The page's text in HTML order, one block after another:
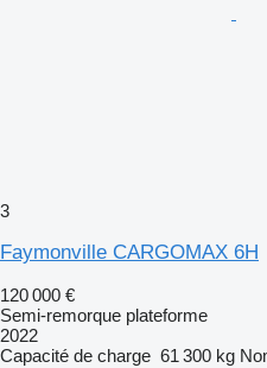
3
Faymonville CARGOMAX 6H
120 000 €
Semi-remorque plateforme
2022
Capacité de charge 61 300 kg